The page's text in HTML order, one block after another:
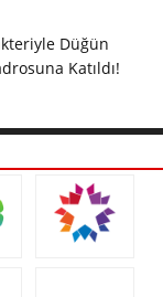
Düğün
Katıldı!